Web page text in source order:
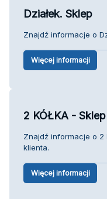
Działek. Sklep
Znajdź informacje o
Więcej informacji
2 KÓŁKA -
Znajdź informacje o 2
klienta.
Więcej informacji